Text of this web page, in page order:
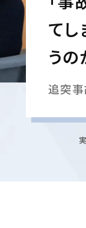
てし
うの
追突事